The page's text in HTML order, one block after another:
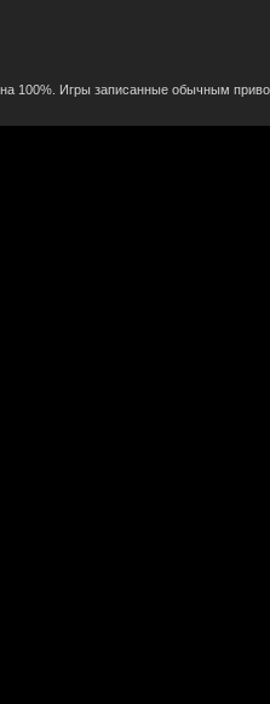
на 100%. Игры записанные обычным прив